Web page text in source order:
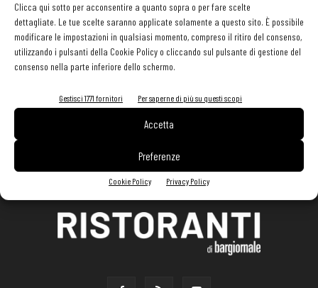
Clicca qui sotto per acconsentire a quanto sopra o per fare scelte
dettagliate. Le tue scelte saranno applicate solamente a questo sito. È possibile
modificare le impostazioni in qualsiasi momento, compreso il ritiro del consenso,
utilizzando i pulsanti della Cookie Policy o cliccando sul pulsante di gestione del
consenso nella parte inferiore dello schermo.
Gestisci 1771 fornitori Per saperne di più su questi scopi
Accetta
Preferenze
Cookie Policy Privacy Policy